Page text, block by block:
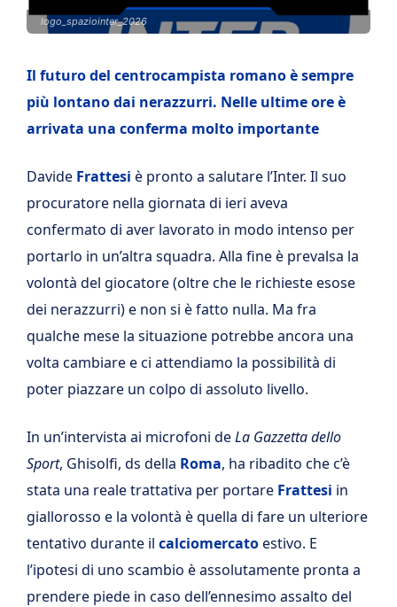
logo_spaziointer_2026
Il futuro del centrocampista romano è sempre
più lontano dai nerazzurri. Nelle ultime ore è
arrivata una conferma molto importante
Davide Frattesi è pronto a salutare l’Inter. Il suo
procuratore nella giornata di ieri aveva
confermato di aver lavorato in modo intenso per
portarlo in un’altra squadra. Alla fine è prevalsa la
volontà del giocatore (oltre che le richieste esose
dei nerazzurri) e non si è fatto nulla. Ma fra
qualche mese la situazione potrebbe ancora una
volta cambiare e ci attendiamo la possibilità di
poter piazzare un colpo di assoluto livello.
In un’intervista ai microfoni deLa Gazzetta dello
Sport, Ghisolfi, ds della Roma, ha ribadito che c’è
stata una reale trattativa per portare Frattesi in
giallorosso e la volontà è quella di fare un ulteriore
tentativo durante il calciomercatoestivo. E
l’ipotesi di uno scambio è assolutamente pronta a
prendere piede in caso dell’ennesimo assalto del